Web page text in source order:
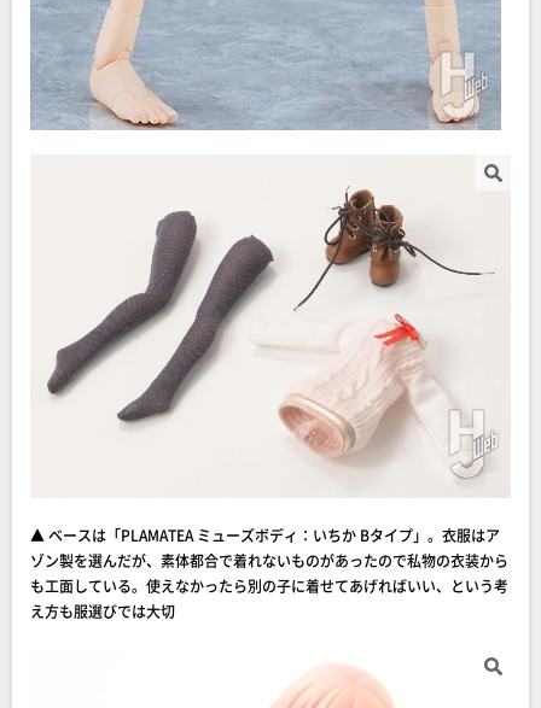
▲ ベースは「PLAMATEA ミューズボディ：いちか Bタイプ」。衣服はア
ゾン製を選んだが、素体都合で着れないものがあったので私物の衣装から
も工面している。使えなかったら別の子に着せてあげればいい、という考
え方も服選びでは大切